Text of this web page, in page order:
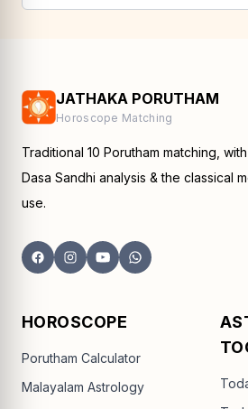
JATHAKA PORUTHAM
Horoscope Matching
Traditional 10 Porutham matching,
Dasa Sandhi analysis & the classical
use.
HOROSCOPE
Porutham Calculator
Malayalam Astrology